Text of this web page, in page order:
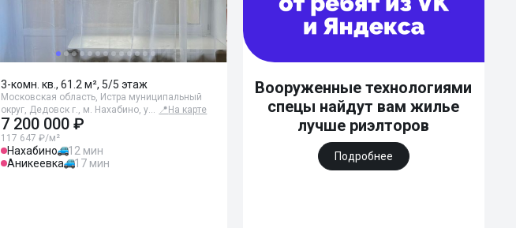
3-комн. кв., 61.2 м², 5/5 этаж
Московская область, Истра муниципальный
округ, Дедовск г., м. Нахабино, у… 📍 На карте
7 200 000 ₽
117 647 ₽/м²
Нахабино
12 мин
Аникеевка
17 мин
Вооруженные технологиями
спецы найдут вам жилье
лучше риэлторов
Подробнее